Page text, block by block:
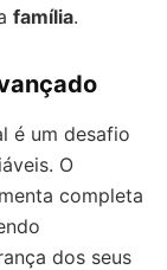
família.
é um desafio
O
completa
dos seus